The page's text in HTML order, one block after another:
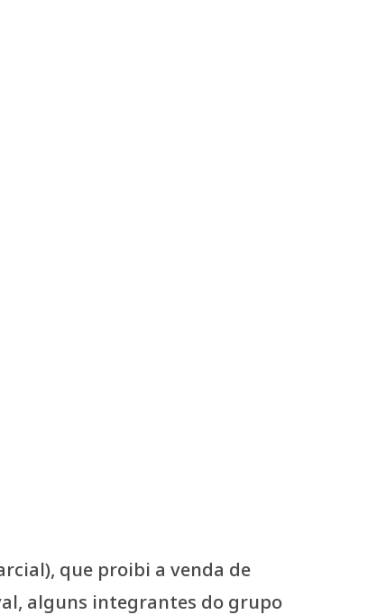
que proibi a venda de
alguns integrantes do grupo